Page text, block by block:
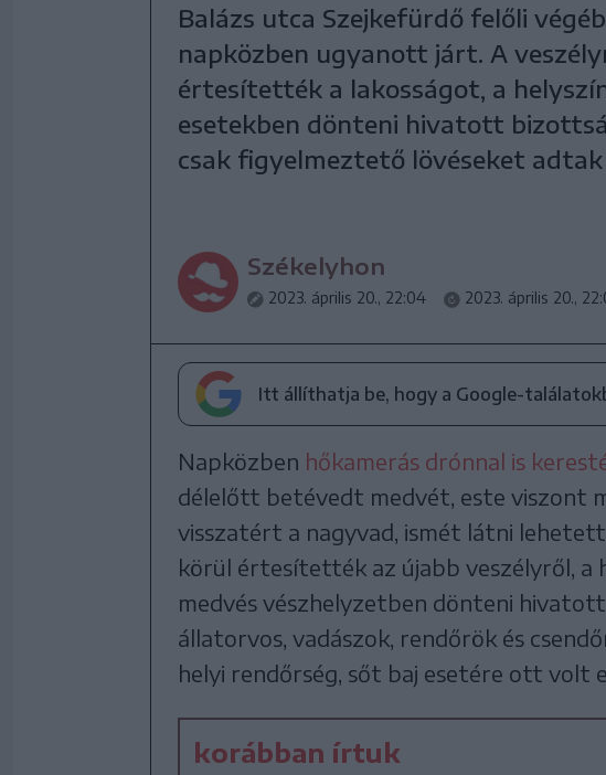
Balázs utca Szejkefürdő felőli
napközben ugyanott járt. A
értesítették a lakosságot, a
esetekben dönteni hivatott
csak figyelmeztető lövéseket adtak
Székelyhon
2023. április 20., 22:04 2023. április 20.,
Itt állíthatja be, hogy a Google-
Napközben hőkamerás drónnal is
délelőtt betévedt medvét, este viszont
visszatért a nagyvad, ismét látni
körül értesítették az újabb veszélyről, a
medvés vészhelyzetben dönteni
állatorvos, vadászok, rendőrök és
helyi rendőrség, sőt baj esetére ott volt
korábban írtuk